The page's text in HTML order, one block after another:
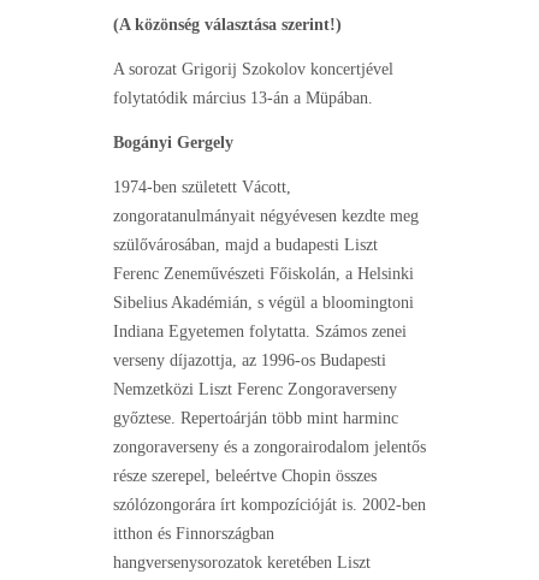
(A közönség választása szerint!)
A sorozat Grigorij Szokolov koncertjével
folytatódik március 13-án a Müpában.
Bogányi Gergely
1974-ben született Vácott,
zongoratanulmányait négyévesen kezdte meg
szülővárosában, majd a budapesti Liszt
Ferenc Zeneművészeti Főiskolán, a Helsinki
Sibelius Akadémián, s végül a bloomingtoni
Indiana Egyetemen folytatta. Számos zenei
verseny díjazottja, az 1996-os Budapesti
Nemzetközi Liszt Ferenc Zongoraverseny
győztese. Repertoárján több mint harminc
zongoraverseny és a zongorairodalom jelentős
része szerepel, beleértve Chopin összes
szólózongorára írt kompozícióját is. 2002-ben
itthon és Finnországban
hangversenysorozatok keretében Liszt